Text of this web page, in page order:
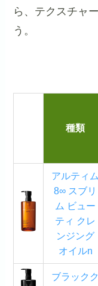
ら、テクスチャ
う。
種類
アルティム
8∞ スブリ
ム ビュー
ティ クレ
ンジング
オイルn
ブラックク